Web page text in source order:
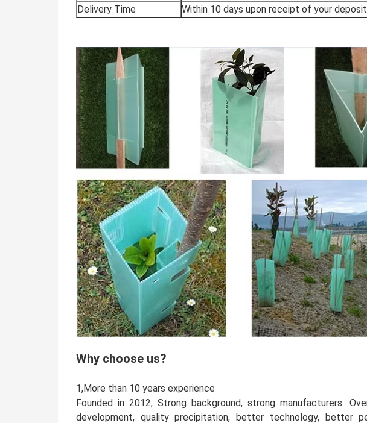
Delivery Time
Within 10 days upon receipt of your
Why choose us?
1,More than 10 years experience
Founded in 2012, Strong background, strong manufacturers.
development, quality precipitation, better technology, better